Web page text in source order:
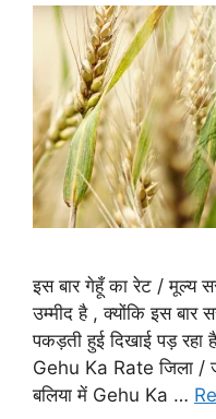
इस बार गेहूँ का रेट / मूल्य
उम्मीद है , क्योंकि इस बार
पकड़ती हुई दिखाई पड़
Gehu Ka Rate जिला /
बलिया में Gehu Ka …